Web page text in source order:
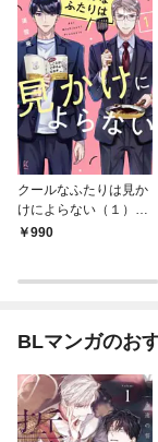
クールなふたりは見か
けによらない（１）
【電子限定特典付】
990
BLマンガのお